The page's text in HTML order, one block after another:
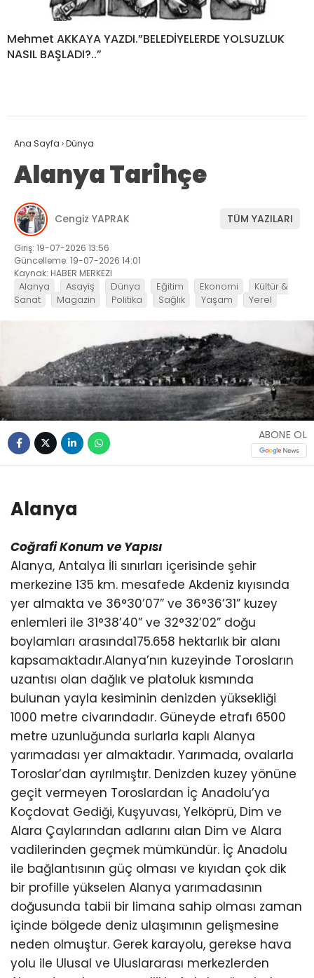
Mehmet AKKAYA YAZDI.”BELEDİYELERDE YOLSUZLUK
NASIL BAŞLADI?..”
Ana Sayfa ›Dünya
Alanya Tarihçe
Cengiz YAPRAK TÜM YAZILARI
Giriş: 19-07-2026 13:56
Güncelleme: 19-07-2026 14:01
Kaynak: HABER MERKEZI
Alanya Asayiş Dünya Eğitim Ekonomi
Kültür &
Sanat
Magazin Politika Sağlık Yaşam Yerel
ABONE OL
Alanya
Coğrafi Konum ve Yapısı
Alanya, Antalya İli sınırları içerisinde şehir
merkezine 135 km. mesafede Akdeniz kıyısında
yer almakta ve 36°30’07” ve 36°36’31” kuzey
enlemleri ile 31°38’40” ve 32°32’02” doğu
boylamları arasında175.658 hektarlık bir alanı
kapsamaktadır.Alanya’nın kuzeyinde Torosların
uzantısı olan dağlık ve platoluk kısmında
bulunan yayla kesiminin denizden yüksekliği
1000 metre civarındadır. Güneyde etrafı 6500
metre uzunluğunda surlarla kaplı Alanya
yarımadası yer almaktadır. Yarımada, ovalarla
Toroslar’dan ayrılmıştır. Denizden kuzey yönüne
geçit vermeyen Toroslardan İç Anadolu’ya
Koçdovat Gediği, Kuşyuvası, Yelköprü, Dim ve
Alara Çaylarından adlarını alan Dim ve Alara
vadilerinden geçmek mümkündür. İç Anadolu
ile bağlantısının güç olması ve kıyıdan çok dik
bir profille yükselen Alanya yarımadasının
doğusunda tabii bir limana sahip olması zaman
içinde bölgede deniz ulaşımının gelişmesine
neden olmuştur. Gerek karayolu, gerekse hava
yolu ile Ulusal ve Uluslararası merkezlerden